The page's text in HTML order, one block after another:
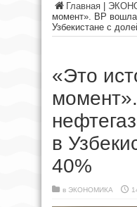
Главная
момент». BP
Узбекистане с
«Это
в
40%
в ЭКОНОМИКА